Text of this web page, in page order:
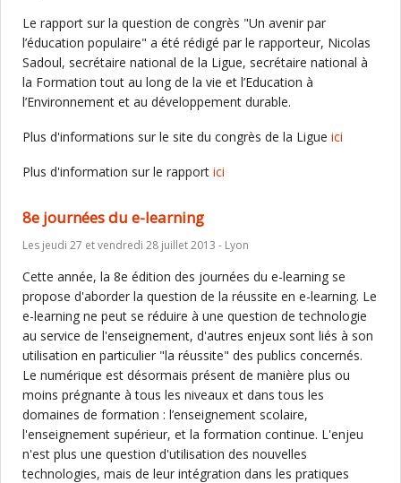
Le rapport sur la question de congrès "Un avenir par
l’éducation populaire" a été rédigé par le rapporteur, Nicolas
Sadoul, secrétaire national de la Ligue, secrétaire national à
la Formation tout au long de la vie et l’Education à
l’Environnement et au développement durable.
Plus d'informations sur le site du congrès de la Ligue ici
Plus d'information sur le rapport ici
8e journées du e-learning
Les jeudi 27 et vendredi 28 juillet 2013 - Lyon
Cette année, la 8e édition des journées du e-learning se
propose d'aborder la question de la réussite en e-learning. Le
e-learning ne peut se réduire à une question de technologie
au service de l'enseignement, d'autres enjeux sont liés à son
utilisation en particulier "la réussite" des publics concernés.
Le numérique est désormais présent de manière plus ou
moins prégnante à tous les niveaux et dans tous les
domaines de formation : l’enseignement scolaire,
l'enseignement supérieur, et la formation continue. L'enjeu
n'est plus une question d'utilisation des nouvelles
technologies, mais de leur intégration dans les pratiques